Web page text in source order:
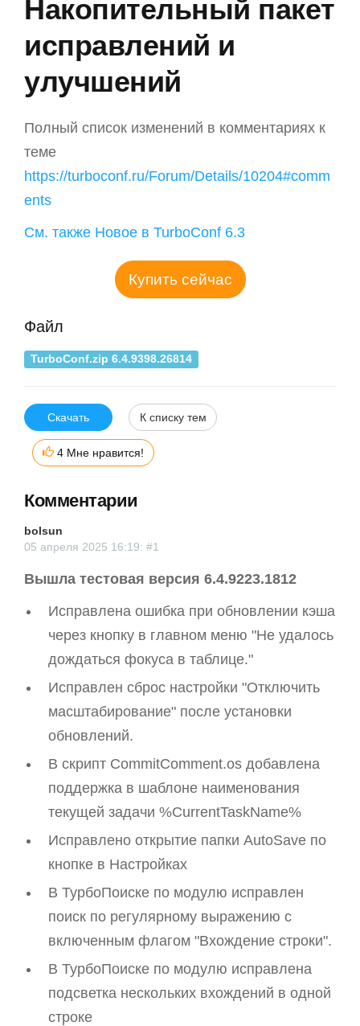
Накопительный пакет
исправлений и
улучшений
Полный список изменений в комментариях к
теме
https://turboconf.ru/Forum/Details/10204#comm
ents
См. также Новое в TurboConf 6.3
Купить сейчас
Файл
TurboConf.zip 6.4.9398.26814
Скачать К списку тем
4 Мне нравится!
Комментарии
bolsun
05 апреля 2025 16:19: #1
Вышла тестовая версия 6.4.9223.1812
Исправлена ошибка при обновлении кэша
через кнопку в главном меню "Не удалось
дождаться фокуса в таблице."
Исправлен сброс настройки "Отключить
масштабирование" после установки
обновлений.
В скрипт CommitComment.os добавлена
поддержка в шаблоне наименования
текущей задачи %CurrentTaskName%
Исправлено открытие папки AutoSave по
кнопке в Настройках
В ТурбоПоиске по модулю исправлен
поиск по регулярному выражению с
включенным флагом "Вхождение строки".
В ТурбоПоиске по модулю исправлена
подсветка нескольких вхождений в одной
строке